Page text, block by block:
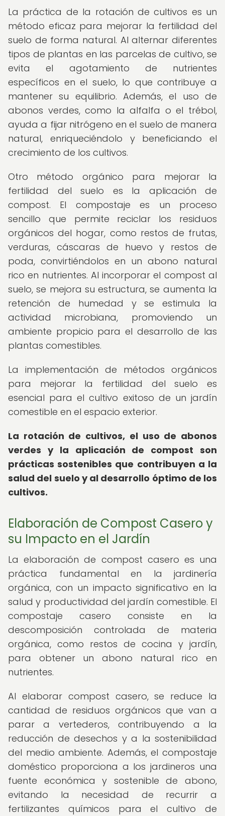
La práctica de la rotación de cultivos es un
método eficaz para mejorar la fertilidad del
suelo de forma natural. Al alternar diferentes
tipos de plantas en las parcelas de cultivo, se
evita el agotamiento de nutrientes
específicos en el suelo, lo que contribuye a
mantener su equilibrio. Además, el uso de
abonos verdes, como la alfalfa o el trébol,
ayuda a fijar nitrógeno en el suelo de manera
natural, enriqueciéndolo y beneficiando el
crecimiento de los cultivos.
Otro método orgánico para mejorar la
fertilidad del suelo es la aplicación de
compost. El compostaje es un proceso
sencillo que permite reciclar los residuos
orgánicos del hogar, como restos de frutas,
verduras, cáscaras de huevo y restos de
poda, convirtiéndolos en un abono natural
rico en nutrientes. Al incorporar el compost al
suelo, se mejora su estructura, se aumenta la
retención de humedad y se estimula la
actividad microbiana, promoviendo un
ambiente propicio para el desarrollo de las
plantas comestibles.
La implementación de métodos orgánicos
para mejorar la fertilidad del suelo es
esencial para el cultivo exitoso de un jardín
comestible en el espacio exterior.
La rotación de cultivos, el uso de abonos
verdes y la aplicación de compost son
prácticas sostenibles que contribuyen a la
salud del suelo y al desarrollo óptimo de los
cultivos.
Elaboración de Compost Casero y
su Impacto en el Jardín
La elaboración de compost casero es una
práctica fundamental en la jardinería
orgánica, con un impacto significativo en la
salud y productividad del jardín comestible. El
compostaje casero consiste en la
descomposición controlada de materia
orgánica, como restos de cocina y jardín,
para obtener un abono natural rico en
nutrientes.
Al elaborar compost casero, se reduce la
cantidad de residuos orgánicos que van a
parar a vertederos, contribuyendo a la
reducción de desechos y a la sostenibilidad
del medio ambiente. Además, el compostaje
doméstico proporciona a los jardineros una
fuente económica y sostenible de abono,
evitando la necesidad de recurrir a
fertilizantes químicos para el cultivo de